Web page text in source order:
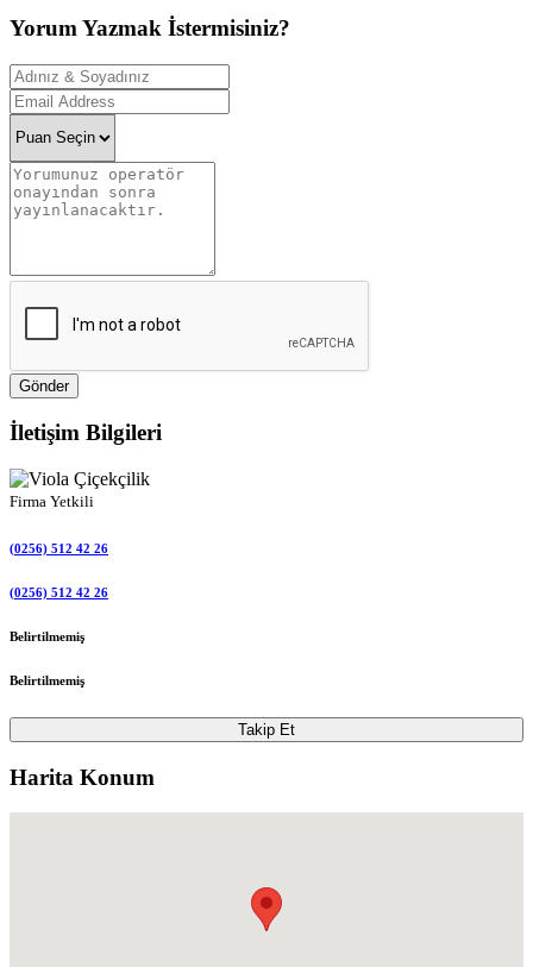
Yorum Yazmak İstermisiniz?
Gönder
İletişim Bilgileri
Firma Yetkili
(0256) 512 42 26
(0256) 512 42 26
Belirtilmemiş
Belirtilmemiş
Takip Et
Harita Konum